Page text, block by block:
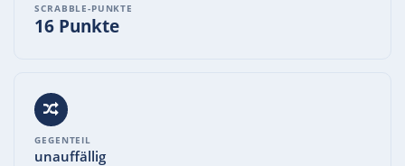
SCRABBLE-PUNKTE
16 Punkte
GEGENTEIL
unauffällig